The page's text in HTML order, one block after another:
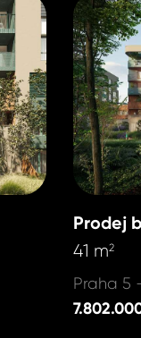
Prodej
41 m2
Praha 5